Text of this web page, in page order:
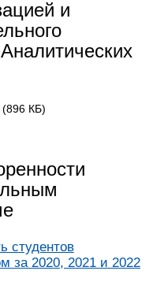
и
(896 КБ)
студентов
за 2020, 2021 и 2022